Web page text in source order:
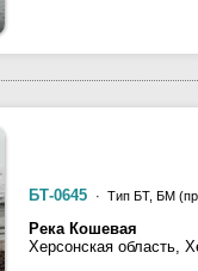
БТ-0645 · Тип БТ, БМ
Река Кошевая
Херсонская область,